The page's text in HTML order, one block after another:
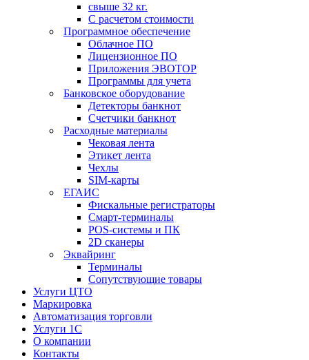
свыше 32 кг.
С расчетом стоимости
Программное обеспечение
Облачное ПО
Лицензионное ПО
Приложения ЭВОТОР
Программы для учета
Банковское оборудование
Детекторы банкнот
Счетчики банкнот
Расходные материалы
Чековая лента
Этикет лента
Чехлы
SIM-карты
ЕГАИС
Фискальные регистраторы
Смарт-терминалы
POS-системы и ПК
2D сканеры
Эквайринг
Терминалы
Сопутствующие товары
Услуги ЦТО
Маркировка
Автоматизация торговли
Услуги 1С
О компании
Контакты